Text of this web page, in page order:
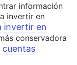
información
invertir en
invertir en
conservadora
cuentas